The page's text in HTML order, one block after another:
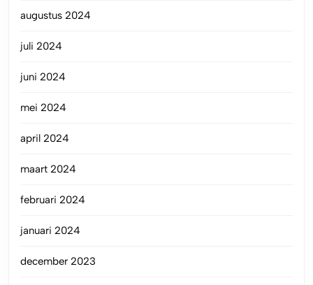
augustus 2024
juli 2024
juni 2024
mei 2024
april 2024
maart 2024
februari 2024
januari 2024
december 2023